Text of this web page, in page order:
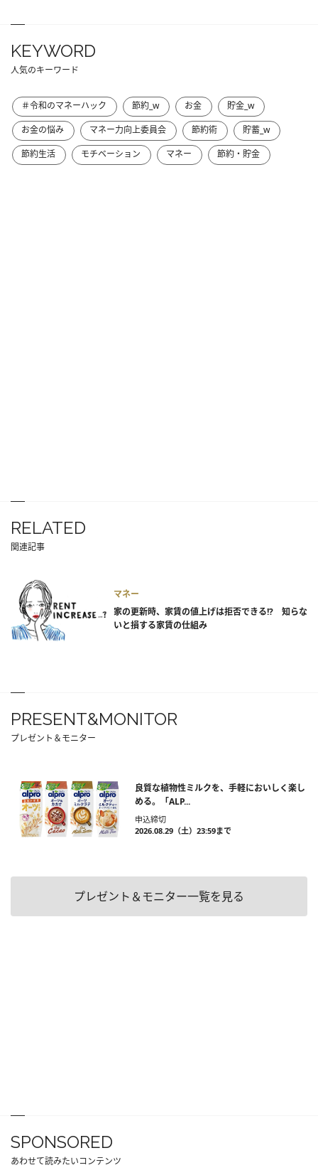
KEYWORD
人気のキーワード
＃令和のマネーハック 節約_w お金
貯金_w
お金の悩み
マネー力向上委員会 節約術
貯蓄_w
節約生活
モチベーション マネー 節約・貯金
RELATED
関連記事
マネー
家の更新時、家賃の値上げは拒否できる!? 知らな
いと損する家賃の仕組み
PRESENT&MONITOR
プレゼント＆モニター
良質な植物性ミルクを、手軽においしく楽し
める。「ALP...
申込締切
2026.08.29（土）23:59まで
プレゼント＆モニター一覧を見る
SPONSORED
あわせて読みたいコンテンツ